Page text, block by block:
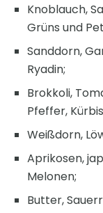
Knoblauch,
Grüns und
Sanddorn,
Ryadin;
Brokkoli,
Pfeffer,
Weißdorn,
Aprikosen,
Melonen;
Butter,